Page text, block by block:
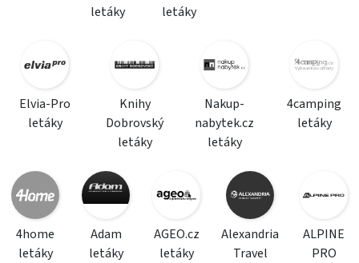
letáky
letáky
Elvia-Pro
letáky
Knihy
Dobrovský
letáky
Nakup-
nabytek.cz
letáky
4camping
letáky
4home
letáky
Adam
letáky
AGEO.cz
letáky
Alexandria
Travel
ALPINE
PRO